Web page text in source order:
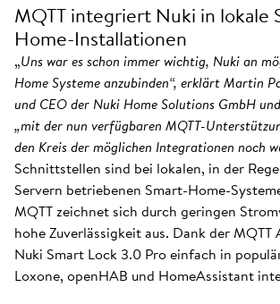
MQTT integriert Nuki in lokale
Home-Installationen
„Uns war es schon immer wichtig, Nuki an
Home Systeme anzubinden“, erklärt Martin
und CEO der Nuki Home Solutions GmbH
„mit der nun verfügbaren MQTT-
den Kreis der möglichen Integrationen noch
Schnittstellen sind bei lokalen, in der
Servern betriebenen Smart-Home-
MQTT zeichnet sich durch geringen
hohe Zuverlässigkeit aus. Dank der MQTT
Nuki Smart Lock 3.0 Pro einfach in
Loxone, openHAB und HomeAssistant